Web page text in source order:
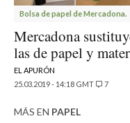
Bolsa de papel de Mercadona.
Mercadona
las de papel y
EL APURÓN
25.03.2019 - 14:18 GMT
7
MÁS EN PAPEL